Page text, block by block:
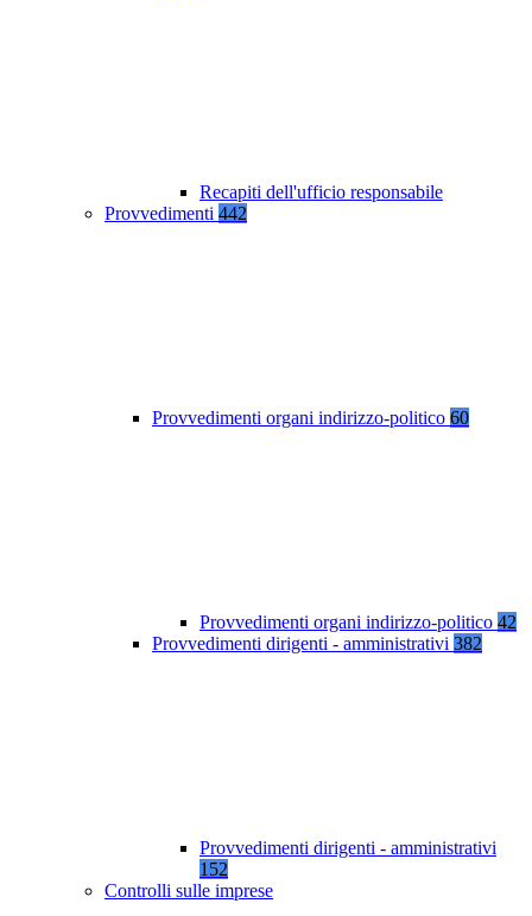
Recapiti dell'ufficio responsabile
Provvedimenti 442
Provvedimenti organi indirizzo-politico 60
Provvedimenti organi indirizzo-politico 42
Provvedimenti dirigenti - amministrativi 382
Provvedimenti dirigenti - amministrativi
152
Controlli sulle imprese